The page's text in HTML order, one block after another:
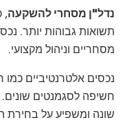
נדל"ן מסחרי להשקעה,
תשואות גבוהות יותר.
מסחריים וניהול מקצועי.
נכסים אלטרנטיביים כמו
חשיפה לסגמנטים שונים.
שונה ומשפיע על